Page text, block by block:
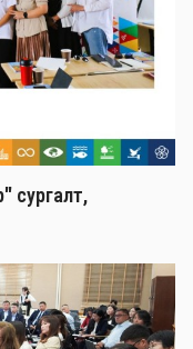
сургалт,